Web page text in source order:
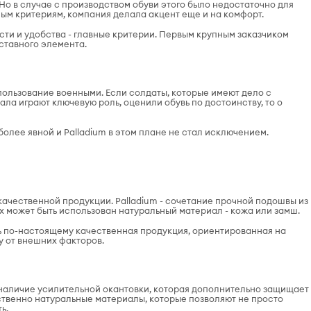
случае с производством обуви этого было недостаточно для
критериям, компания делала акцент еще и на комфорт.
и удобства - главные критерии. Первым крупным заказчиком
элемента.
военными. Если солдаты, которые имеют дело с
играют ключевую роль, оценили обувь по достоинству, то о
явной и Palladium в этом плане не стал исключением.
продукции. Palladium - сочетание прочной подошвы из
может быть использован натуральный материал - кожа или замш.
настоящему качественная продукция, ориентированная на
от внешних факторов.
усилительной окантовки, которая дополнительно защищает
натуральные материалы, которые позволяют не просто